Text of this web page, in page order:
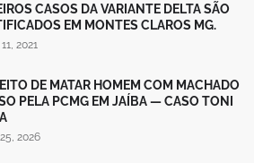
CASOS DA VARIANTE DELTA SÃO
EM MONTES CLAROS MG.
2021
DE MATAR HOMEM COM MACHADO
PELA PCMG EM JAÍBA — CASO TONI
2026